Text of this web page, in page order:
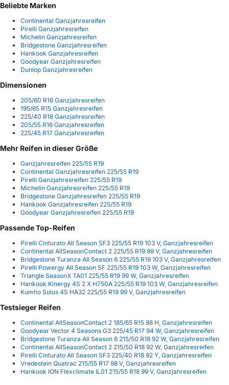
Beliebte Marken
Continental Ganzjahresreifen
Pirelli Ganzjahresreifen
Michelin Ganzjahresreifen
Bridgestone Ganzjahresreifen
Hankook Ganzjahresreifen
Goodyear Ganzjahresreifen
Dunlop Ganzjahresreifen
Dimensionen
205/60 R16 Ganzjahresreifen
195/65 R15 Ganzjahresreifen
225/40 R18 Ganzjahresreifen
205/55 R16 Ganzjahresreifen
225/45 R17 Ganzjahresreifen
Mehr Reifen in dieser Größe
Ganzjahresreifen 225/55 R19
Continental Ganzjahresreifen 225/55 R19
Pirelli Ganzjahresreifen 225/55 R19
Michelin Ganzjahresreifen 225/55 R19
Bridgestone Ganzjahresreifen 225/55 R19
Hankook Ganzjahresreifen 225/55 R19
Goodyear Ganzjahresreifen 225/55 R19
Passende Top-Reifen
Pirelli Cinturato All Season SF3 225/55 R19 103 V, Ganzjahresreifen
Continental AllSeasonContact 2 225/55 R19 99 V, Ganzjahresreifen
Bridgestone Turanza All Season 6 225/55 R19 103 V, Ganzjahresreifen
Pirelli Powergy All Season SF 225/55 R19 103 W, Ganzjahresreifen
Triangle SeasonX TA01 225/55 R19 99 W, Ganzjahresreifen
Hankook Kinergy 4S 2 X H750A 225/55 R19 103 W, Ganzjahresreifen
Kumho Solus 4S HA32 225/55 R19 99 V, Ganzjahresreifen
Testsieger Reifen
Continental AllSeasonContact 2 185/65 R15 88 H, Ganzjahresreifen
Goodyear Vector 4 Seasons G3 225/45 R17 94 W, Ganzjahresreifen
Bridgestone Turanza All Season 6 215/50 R18 92 W, Ganzjahresreifen
Continental AllSeasonContact 2 215/50 R18 92 W, Ganzjahresreifen
Pirelli Cinturato All Season SF3 225/40 R18 92 Y, Ganzjahresreifen
Vredestein Quatrac 215/55 R17 98 V, Ganzjahresreifen
Hankook ION Flexclimate IL01 215/55 R18 99 V, Ganzjahresreifen